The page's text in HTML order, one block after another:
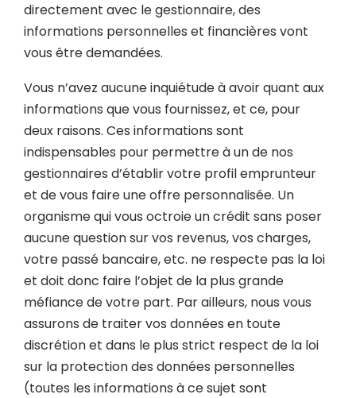
directement avec le gestionnaire, des
informations personnelles et financières vont
vous être demandées.
Vous n’avez aucune inquiétude à avoir quant aux
informations que vous fournissez, et ce, pour
deux raisons. Ces informations sont
indispensables pour permettre à un de nos
gestionnaires d’établir votre profil emprunteur
et de vous faire une offre personnalisée. Un
organisme qui vous octroie un crédit sans poser
aucune question sur vos revenus, vos charges,
votre passé bancaire, etc. ne respecte pas la loi
et doit donc faire l’objet de la plus grande
méfiance de votre part. Par ailleurs, nous vous
assurons de traiter vos données en toute
discrétion et dans le plus strict respect de la loi
sur la protection des données personnelles
(toutes les informations à ce sujet sont